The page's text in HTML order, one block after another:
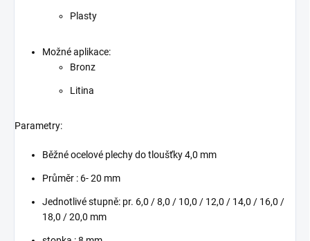
Plasty
Možné aplikace:
Bronz
Litina
Parametry:
Běžné ocelové plechy do tloušťky 4,0 mm
Průměr : 6- 20 mm
Jednotlivé stupně: pr. 6,0 / 8,0 / 10,0 / 12,0 / 14,0 / 16,0 /
18,0 / 20,0 mm